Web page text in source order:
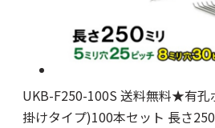
UKB-F250-100S 送料無料★有孔
掛けタイプ)100本セット 長さ